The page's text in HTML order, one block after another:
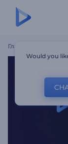
Главная
Would you